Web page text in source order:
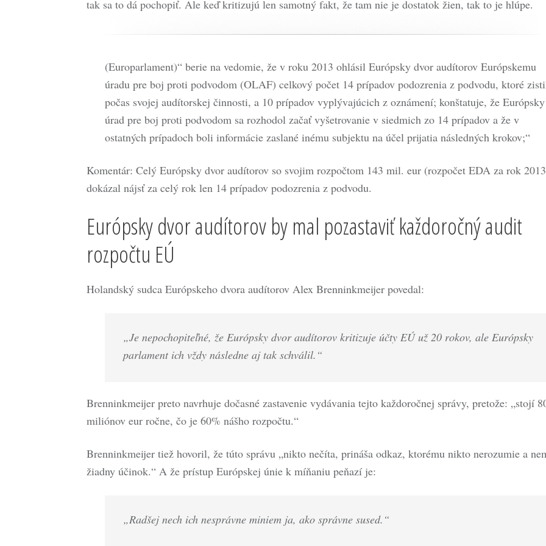
tak sa to dá pochopiť. Ale keď kritizujú len samotný fakt, že tam nie je dostatok žien, tak to je hlúpe.
(Europarlament)“ berie na vedomie, že v roku 2013 ohlásil Európsky dvor audítorov Európskemu
úradu pre boj proti podvodom (OLAF) celkový počet 14 prípadov podozrenia z podvodu, ktoré
počas svojej audítorskej činnosti, a 10 prípadov vyplývajúcich z oznámení; konštatuje, že Európsky
úrad pre boj proti podvodom sa rozhodol začať vyšetrovanie v siedmich zo 14 prípadov a že v
ostatných prípadoch boli informácie zaslané inému subjektu na účel prijatia následných krokov;“
Komentár: Celý Európsky dvor audítorov so svojim rozpočtom 143 mil. eur (rozpočet EDA za rok
dokázal nájsť za celý rok len 14 prípadov podozrenia z podvodu.
Európsky dvor audítorov by mal pozastaviť každoročný audit
rozpočtu EÚ
Holandský sudca Európskeho dvora audítorov Alex Brenninkmeijer povedal:
„Je nepochopiteľné, že Európsky dvor audítorov kritizuje účty EÚ už 20 rokov, ale Európsky
parlament ich vždy následne aj tak schválil.“
Brenninkmeijer preto navrhuje dočasné zastavenie vydávania tejto každoročnej správy, pretože: „stojí
miliónov eur ročne, čo je 60% nášho rozpočtu.“
Brenninkmeijer tiež hovoril, že túto správu „nikto nečíta, prináša odkaz, ktorému nikto nerozumie a
žiadny účinok.“ A že prístup Európskej únie k míňaniu peňazí je:
„Radšej nech ich nesprávne miniem ja, ako správne sused.“